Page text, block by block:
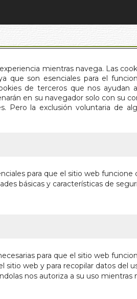
mientras navega. Las
que son esenciales para el
de terceros que nos ayudan
en su navegador solo con su
Pero la exclusión voluntaria de
para que el sitio web
básicas y características de
para que el sitio web
web y para recopilar datos del
nos autoriza a su uso mientras
QUIÉNES SOMOS
PARA
En stock